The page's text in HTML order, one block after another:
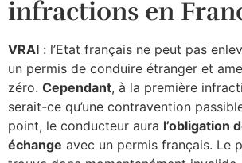
infractions en
VRAI : l’Etat français ne peut pas
un permis de conduire étranger et
zéro. Cependant, à la première
serait-ce qu’une contravention
point, le conducteur aura l’obligation
échange avec un permis français. Le